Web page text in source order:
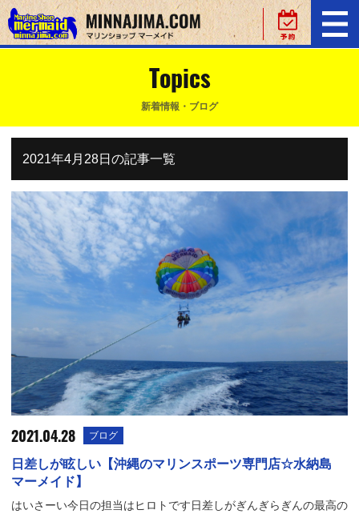
Topics
新着情報・ブログ
2021年4月28日の記事一覧
2021.04.28 ブログ
日差しが眩しい【沖縄のマリンスポーツ専門店☆水納島
マーメイド】
はいさーい今日の担当はヒロトです日差しがぎんぎらぎんの最高の